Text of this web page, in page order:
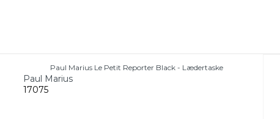
Paul Marius Le Petit Reporter Black - Lædertaske
Paul Marius
17075